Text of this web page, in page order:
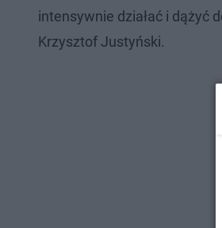
intensywnie działać i dążyć
Krzysztof Justyński.